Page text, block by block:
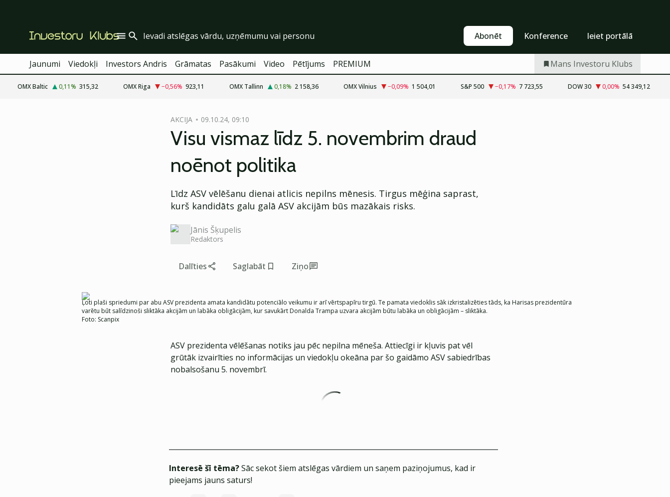
Abonēt Konference Ieiet portālā
Jaunumi Viedokļi Investors Andris Grāmatas Pasākumi Video Pētījums PREMIUM Mans Investoru Klubs
OMX Baltic 0,11% 315,32 OMX Riga −0,56% 923,11 OMX Tallinn 0,18% 2 158,36 OMX Vilnius −0,09% 1 504,01 S&P 500 −0,17% 7 723,55 DOW 30 0,00% 54 349,12
AKCIJA 09.10.24, 09:10
Visu vismaz līdz 5. novembrim draud
noēnot politika
Līdz ASV vēlēšanu dienai atlicis nepilns mēnesis. Tirgus mēģina saprast,
kurš kandidāts galu galā ASV akcijām būs mazākais risks.
Jānis Šķupelis
Redaktors
Dalīties Saglabāt Ziņo
Ļoti plaši spriedumi par abu ASV prezidenta amata kandidātu potenciālo veikumu ir arī vērtspapīru tirgū. Te pamata viedoklis sāk izkristalizēties tāds, ka Harisas prezidentūra
varētu būt salīdzinoši sliktāka akcijām un labāka obligācijām, kur savukārt Donalda Trampa uzvara akcijām būtu labāka un obligācijām – sliktāka.
Foto: Scanpix
ASV prezidenta vēlēšanas notiks jau pēc nepilna mēneša. Attiecīgi ir kļuvis pat vēl
grūtāk izvairīties no informācijas un viedokļu okeāna par šo gaidāmo ASV sabiedrības
nobalsošanu 5. novembrī.
Interesē šī tēma?Sāc sekot šiem atslēgas vārdiem un saņem paziņojumus, kad ir
pieejams jauns saturs!